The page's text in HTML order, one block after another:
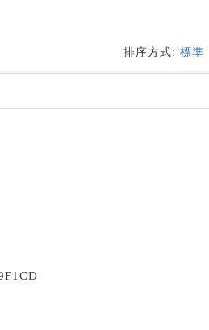
排序方式:標準